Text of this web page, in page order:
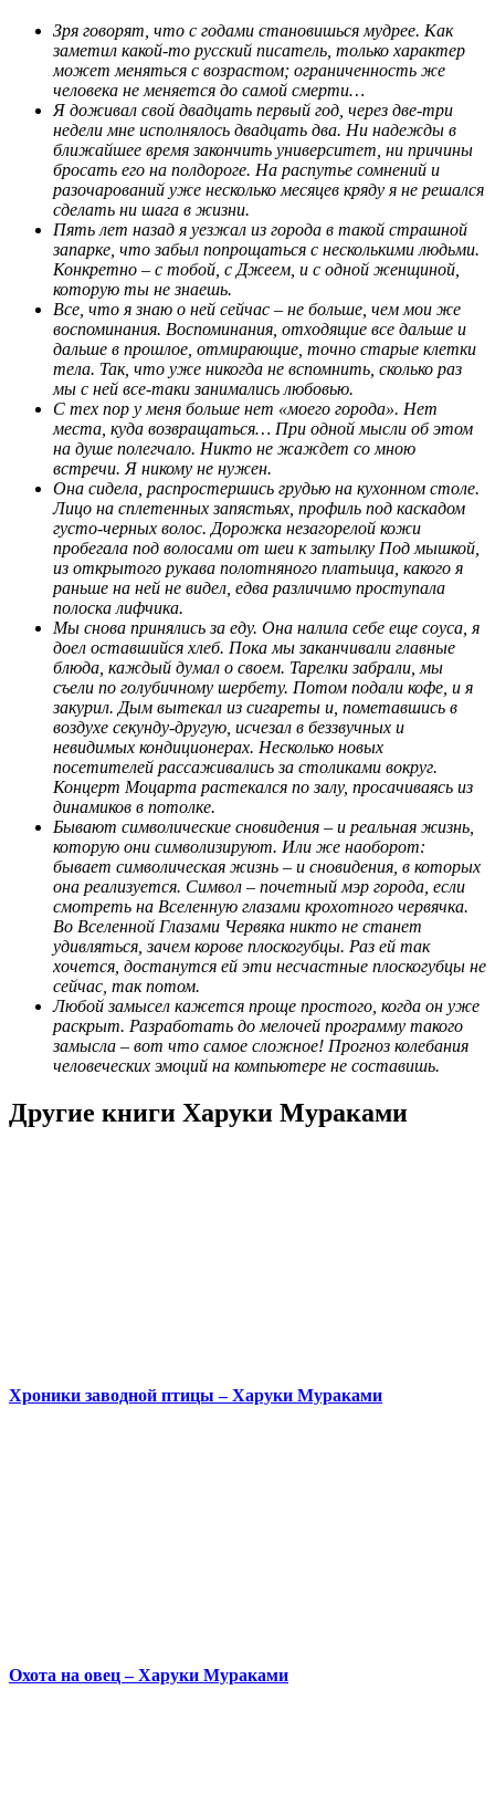
Зря говорят, что с годами становишься мудрее. Как
заметил какой-то русский писатель, только характер
может меняться с возрастом; ограниченность же
человека не меняется до самой смерти…
Я доживал свой двадцать первый год, через две-три
недели мне исполнялось двадцать два. Ни надежды в
ближайшее время закончить университет, ни причины
бросать его на полдороге. На распутье сомнений и
разочарований уже несколько месяцев кряду я не решался
сделать ни шага в жизни.
Пять лет назад я уезжал из города в такой страшной
запарке, что забыл попрощаться с несколькими людьми.
Конкретно – с тобой, с Джеем, и с одной женщиной,
которую ты не знаешь.
Все, что я знаю о ней сейчас – не больше, чем мои же
воспоминания. Воспоминания, отходящие все дальше и
дальше в прошлое, отмирающие, точно старые клетки
тела. Так, что уже никогда не вспомнить, сколько раз
мы с ней все-таки занимались любовью.
С тех пор у меня больше нет «моего города». Нет
места, куда возвращаться… При одной мысли об этом
на душе полегчало. Никто не жаждет со мною
встречи. Я никому не нужен.
Она сидела, распростершись грудью на кухонном столе.
Лицо на сплетенных запястьях, профиль под каскадом
густо-черных волос. Дорожка незагорелой кожи
пробегала под волосами от шеи к затылку Под мышкой,
из открытого рукава полотняного платьица, какого я
раньше на ней не видел, едва различимо проступала
полоска лифчика.
Мы снова принялись за еду. Она налила себе еще соуса, я
доел оставшийся хлеб. Пока мы заканчивали главные
блюда, каждый думал о своем. Тарелки забрали, мы
съели по голубичному шербету. Потом подали кофе, и я
закурил. Дым вытекал из сигареты и, пометавшись в
воздухе секунду-другую, исчезал в беззвучных и
невидимых кондиционерах. Несколько новых
посетителей рассаживались за столиками вокруг.
Концерт Моцарта растекался по залу, просачиваясь из
динамиков в потолке.
Бывают символические сновидения – и реальная жизнь,
которую они символизируют. Или же наоборот:
бывает символическая жизнь – и сновидения, в которых
она реализуется. Символ – почетный мэр города, если
смотреть на Вселенную глазами крохотного червячка.
Во Вселенной Глазами Червяка никто не станет
удивляться, зачем корове плоскогубцы. Раз ей так
хочется, достанутся ей эти несчастные плоскогубцы не
сейчас, так потом.
Любой замысел кажется проще простого, когда он уже
раскрыт. Разработать до мелочей программу такого
замысла – вот что самое сложное! Прогноз колебания
человеческих эмоций на компьютере не составишь.
Другие книги Харуки Мураками
Хроники заводной птицы – Харуки Мураками
Охота на овец – Харуки Мураками